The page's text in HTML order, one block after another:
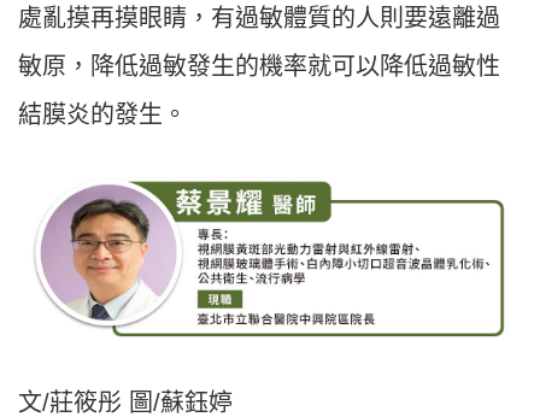
處亂摸再摸眼睛，有過敏體質的人則要遠離過
敏原，降低過敏發生的機率就可以降低過敏性
結膜炎的發生。
文/莊筱彤 圖/蘇鈺婷